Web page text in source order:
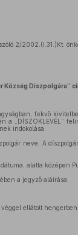
2/2002.(I.31.)Kt.
Község Díszpolgára”
fekvő
a „DÍSZOKLEVÉL”
indokolása.
neve. A
alatta középen
a jegyző aláírása.
ellátott hengerben